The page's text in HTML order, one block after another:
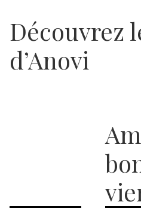
Découvrez
d’Anovi